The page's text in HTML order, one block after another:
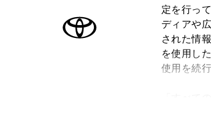
定を行っ
ディアや
された情
を使用し
使用を続
オーナーサポート トピ
トヨタ認定中古車
トヨタ認定中古車の